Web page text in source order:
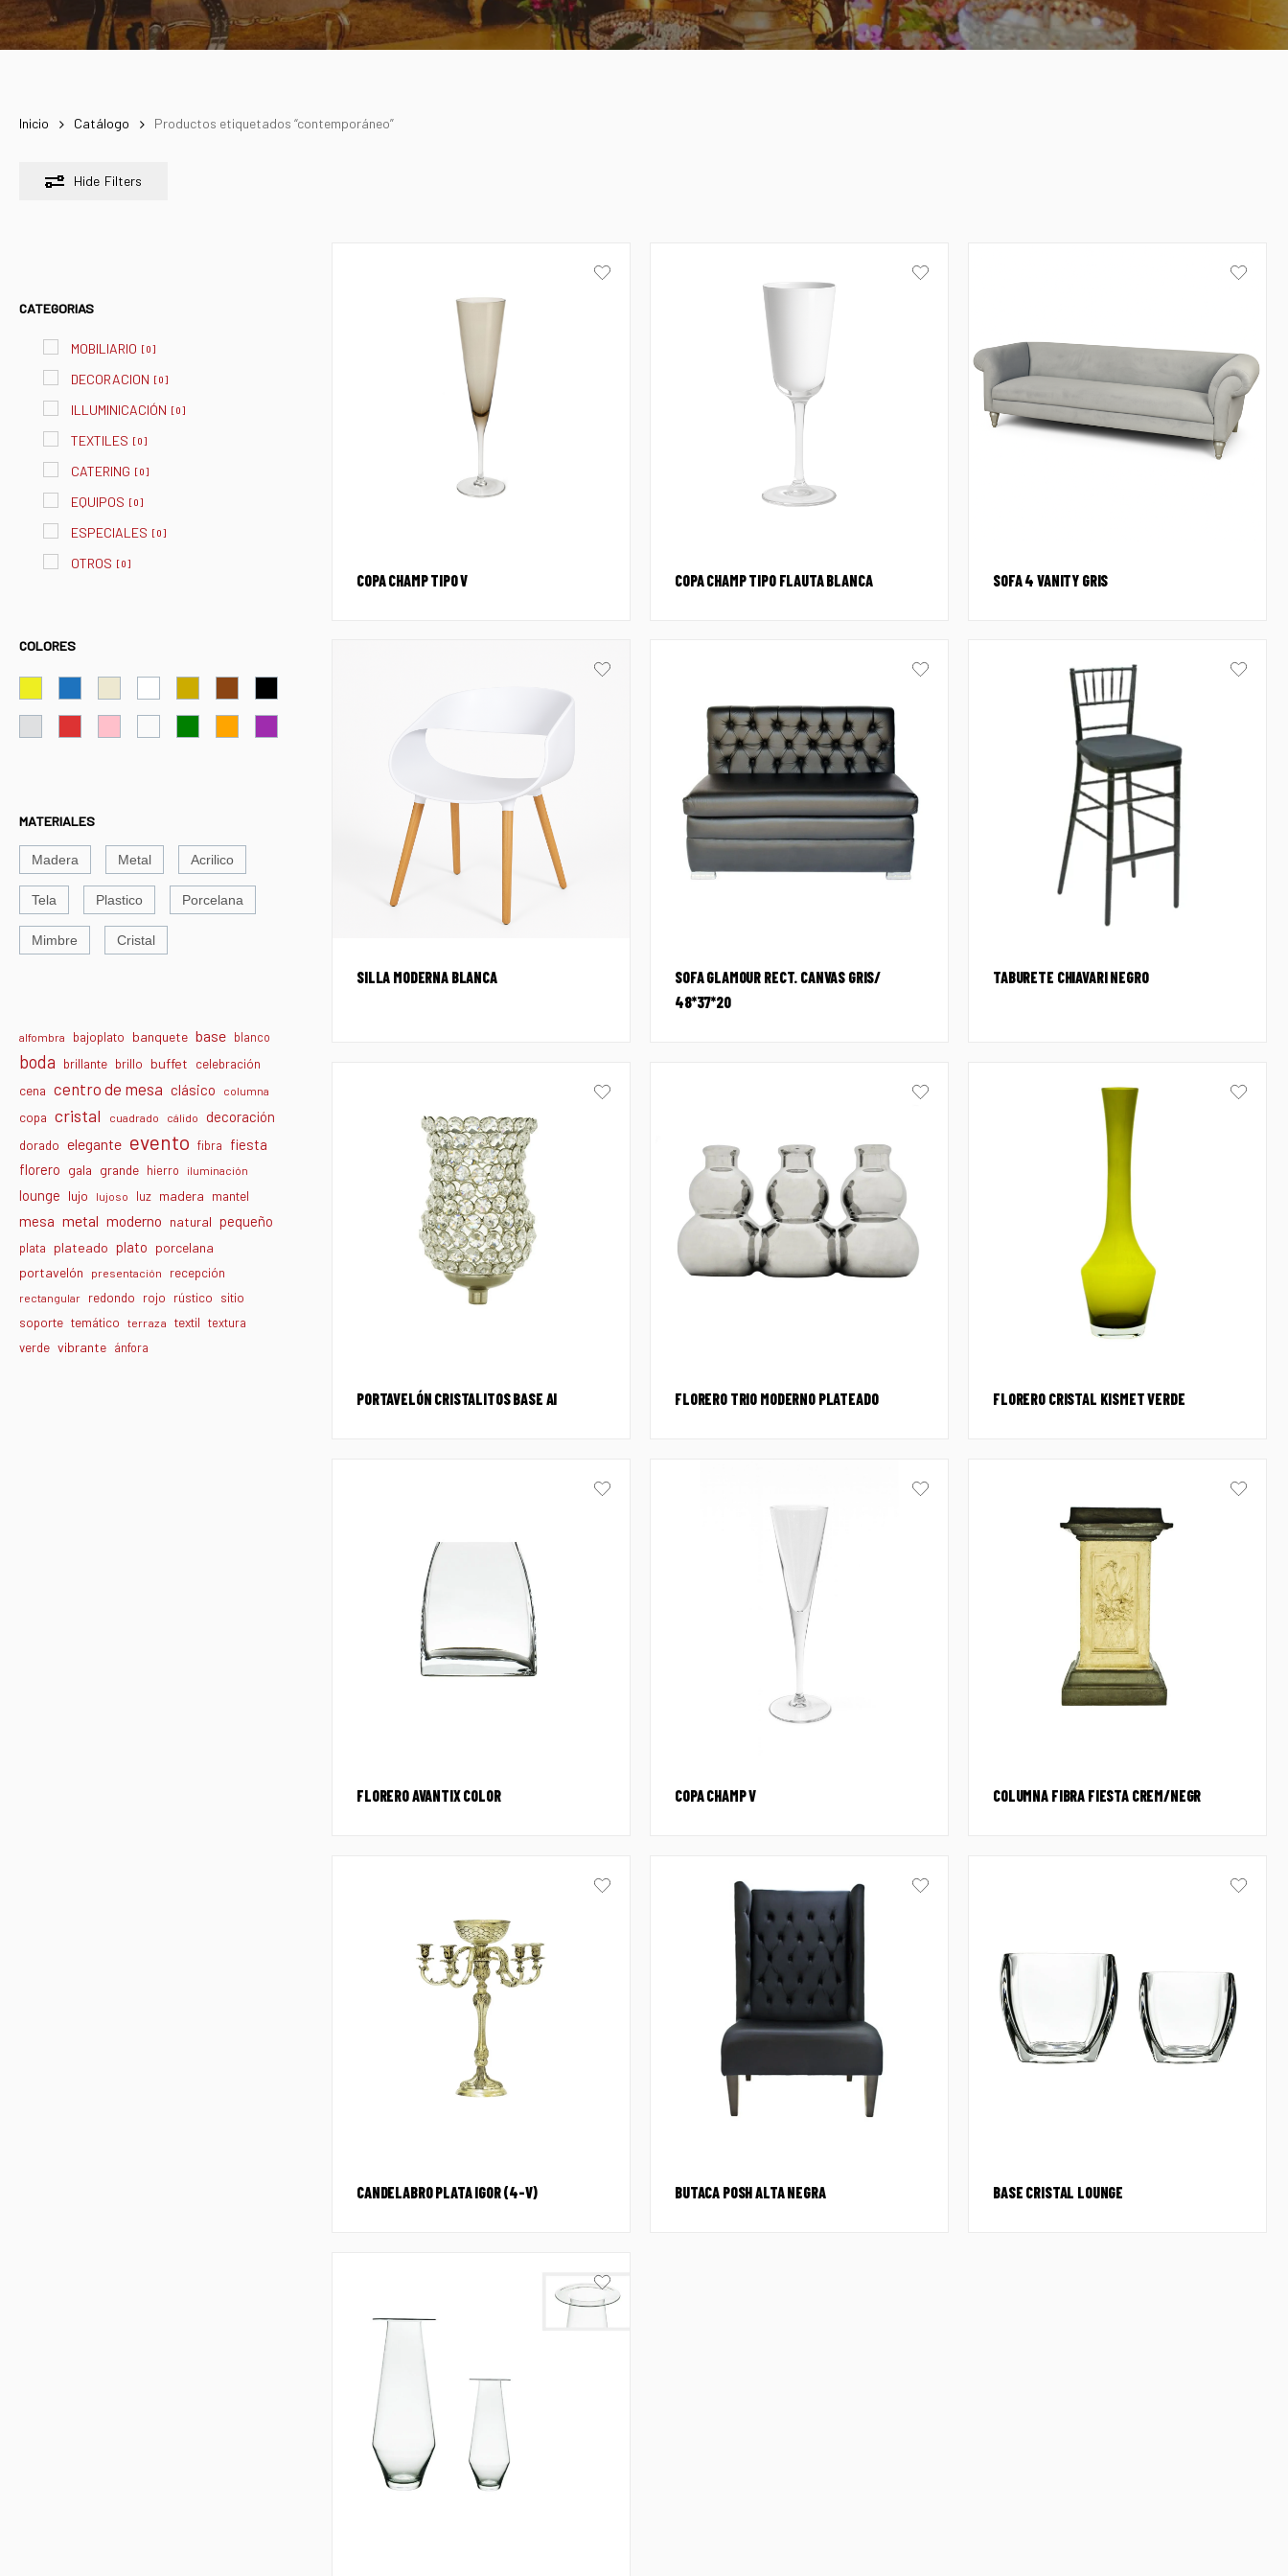
Inicio Catálogo Productos etiquetados “contemporáneo”
Hide Filters
CATEGORIAS
MOBILIARIO [0]
DECORACION [0]
ILLUMINICACIÓN [0]
TEXTILES [0]
CATERING [0]
EQUIPOS [0]
ESPECIALES [0]
OTROS [0]
COLORES
MATERIALES
Madera Metal Acrilico
Tela Plastico Porcelana
Mimbre Cristal
alfombra bajoplato banquete base blanco
boda brillante brillo buffet celebración
cena centro de mesa clásico columna
copa cristal cuadrado cálido decoración
dorado elegante evento fibra fiesta
florero gala grande hierro iluminación
lounge lujo lujoso luz madera mantel
mesa metal moderno natural pequeño
plata plateado plato porcelana
portavelón
presentación recepción
rectangular redondo rojo rústico
sitio
soporte temático terraza textil textura
verde vibrante ánfora
COPA CHAMP TIPO V COPA CHAMP TIPO FLAUTA BLANCA SOFA 4 VANITY GRIS
SILLA MODERNA BLANCA
SOFA GLAMOUR RECT. CANVAS GRIS/
48*37*20
TABURETE CHIAVARI NEGRO
PORTAVELÓN CRISTALITOS BASE AI FLORERO TRIO MODERNO PLATEADO FLORERO CRISTAL KISMET VERDE
FLORERO AVANTIX COLOR COPA CHAMP V COLUMNA FIBRA FIESTA CREM/NEGR
CANDELABRO PLATA IGOR (4-V) BUTACA POSH ALTA NEGRA BASE CRISTAL LOUNGE